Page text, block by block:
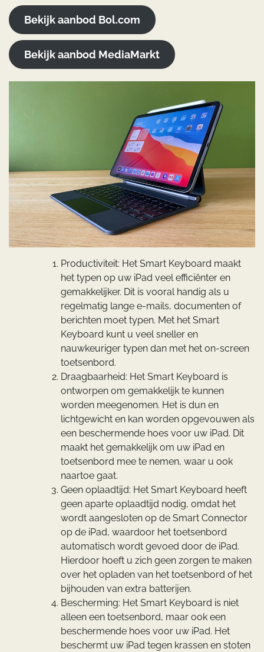
Bekijk aanbod Bol.com
Bekijk aanbod MediaMarkt
Productiviteit: Het Smart Keyboard maakt
het typen op uw iPad veel efficiënter en
gemakkelijker. Dit is vooral handig als u
regelmatig lange e-mails, documenten of
berichten moet typen. Met het Smart
Keyboard kunt u veel sneller en
nauwkeuriger typen dan met het on-screen
toetsenbord.
Draagbaarheid: Het Smart Keyboard is
ontworpen om gemakkelijk te kunnen
worden meegenomen. Het is dun en
lichtgewicht en kan worden opgevouwen als
een beschermende hoes voor uw iPad. Dit
maakt het gemakkelijk om uw iPad en
toetsenbord mee te nemen, waar u ook
naartoe gaat.
Geen oplaadtijd: Het Smart Keyboard heeft
geen aparte oplaadtijd nodig, omdat het
wordt aangesloten op de Smart Connector
op de iPad, waardoor het toetsenbord
automatisch wordt gevoed door de iPad.
Hierdoor hoeft u zich geen zorgen te maken
over het opladen van het toetsenbord of het
bijhouden van extra batterijen.
Bescherming: Het Smart Keyboard is niet
alleen een toetsenbord, maar ook een
beschermende hoes voor uw iPad. Het
beschermt uw iPad tegen krassen en stoten